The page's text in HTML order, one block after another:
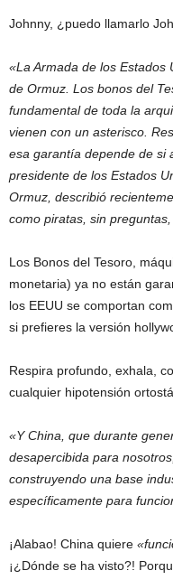
Johnny, ¿puedo llamarlo
«La Armada de los Estados
de Ormuz. Los bonos del
fundamental de toda la
vienen con un asterisco.
esa garantía depende de si
presidente de los Estados
Ormuz, describió
como piratas, sin
Los Bonos del Tesoro,
monetaria) ya no están
los EEUU se comportan
si prefieres la versión
Respira profundo, exhala,
cualquier hipotensión
«Y China, que durante
desapercibida para
construyendo una base
específicamente para
¡Alabao! China quiere
¡¿Dónde se ha visto?!